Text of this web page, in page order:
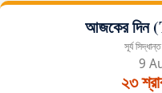
আজকের দিন
সূর্য
9
২৩